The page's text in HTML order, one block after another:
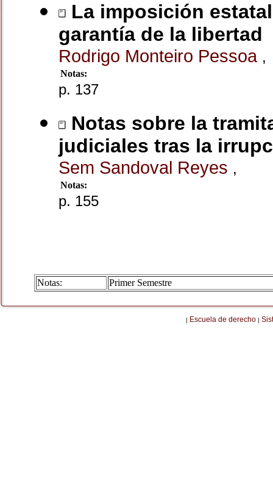
La imposición
garantía de la libertad
Rodrigo Monteiro Pessoa ,
Notas:
p. 137
Notas sobre la
judiciales tras la
Sem Sandoval Reyes ,
Notas:
p. 155
Notas: Primer Semestre
| Escuela de derecho |